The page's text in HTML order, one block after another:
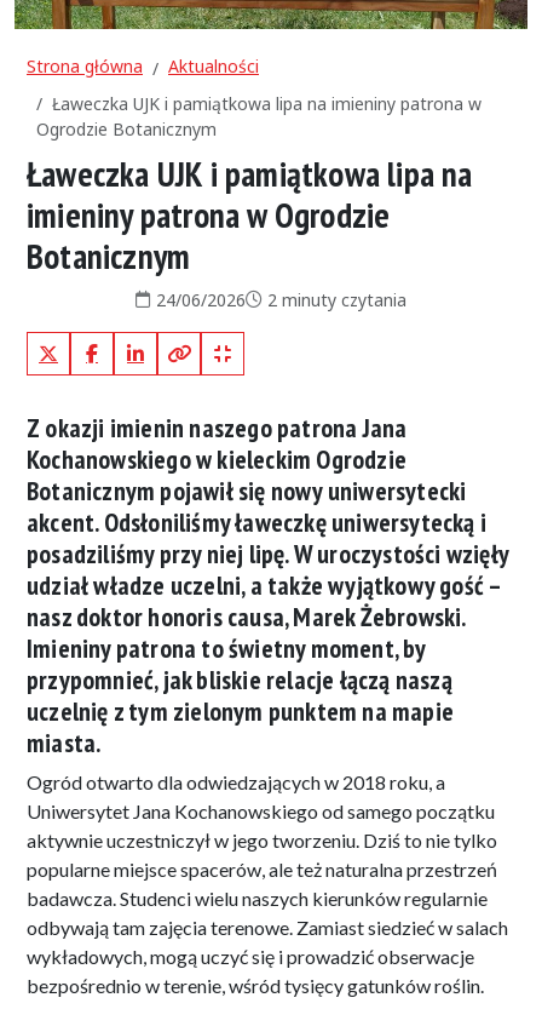
Strona główna
Aktualności
Ławeczka UJK i pamiątkowa lipa na imieniny patrona w
Ogrodzie Botanicznym
Ławeczka UJK i pamiątkowa lipa na
imieniny patrona w Ogrodzie
Botanicznym
Data publikacji:
24/06/2026Czas czytania:
2 minuty czytania
X (Twitter)FacebookLinkedInKopiuj pełny link
Kopiuj krótki link
Z okazji imienin naszego patrona Jana
Kochanowskiego w kieleckim Ogrodzie
Botanicznym pojawił się nowy uniwersytecki
akcent. Odsłoniliśmy ławeczkę uniwersytecką i
posadziliśmy przy niej lipę. W uroczystości wzięły
udział władze uczelni, a także wyjątkowy gość –
nasz doktor honoris causa, Marek Żebrowski.
Imieniny patrona to świetny moment, by
przypomnieć, jak bliskie relacje łączą naszą
uczelnię z tym zielonym punktem na mapie
miasta.
Ogród otwarto dla odwiedzających w 2018 roku, a
Uniwersytet Jana Kochanowskiego od samego początku
aktywnie uczestniczył w jego tworzeniu. Dziś to nie tylko
popularne miejsce spacerów, ale też naturalna przestrzeń
badawcza. Studenci wielu naszych kierunków regularnie
odbywają tam zajęcia terenowe. Zamiast siedzieć w salach
wykładowych, mogą uczyć się i prowadzić obserwacje
bezpośrednio w terenie, wśród tysięcy gatunków roślin.